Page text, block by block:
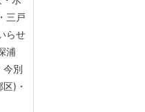
三戸
らせ
浦
今別
)・